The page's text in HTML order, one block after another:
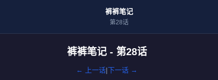
裤裤笔记
第28话
裤裤笔记 - 第28话
← 上一话|下一话 →